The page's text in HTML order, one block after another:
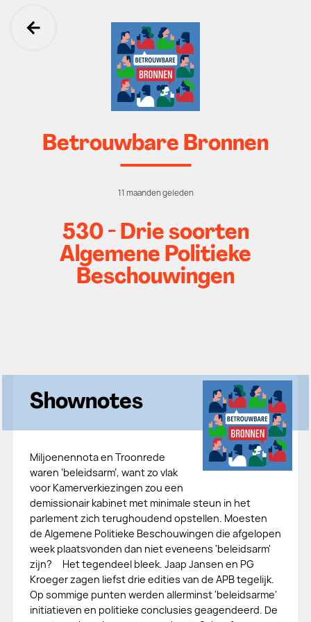
Ga terug
Betrouwbare Bronnen
11 maanden geleden
530 - Drie soorten
Algemene Politieke
Beschouwingen
Shownotes
Miljoenennota en Troonrede
waren ‘beleidsarm’, want zo vlak
voor Kamerverkiezingen zou een
demissionair kabinet met minimale steun in het
parlement zich terughoudend opstellen. Moesten
de Algemene Politieke Beschouwingen die afgelopen
week plaatsvonden dan niet eveneens 'beleidsarm'
zijn? Het tegendeel bleek. Jaap Jansen en PG
Kroeger zagen liefst drie edities van de APB tegelijk.
Op sommige punten werden allerminst 'beleidsarme'
initiatieven en politieke conclusies geagendeerd. De